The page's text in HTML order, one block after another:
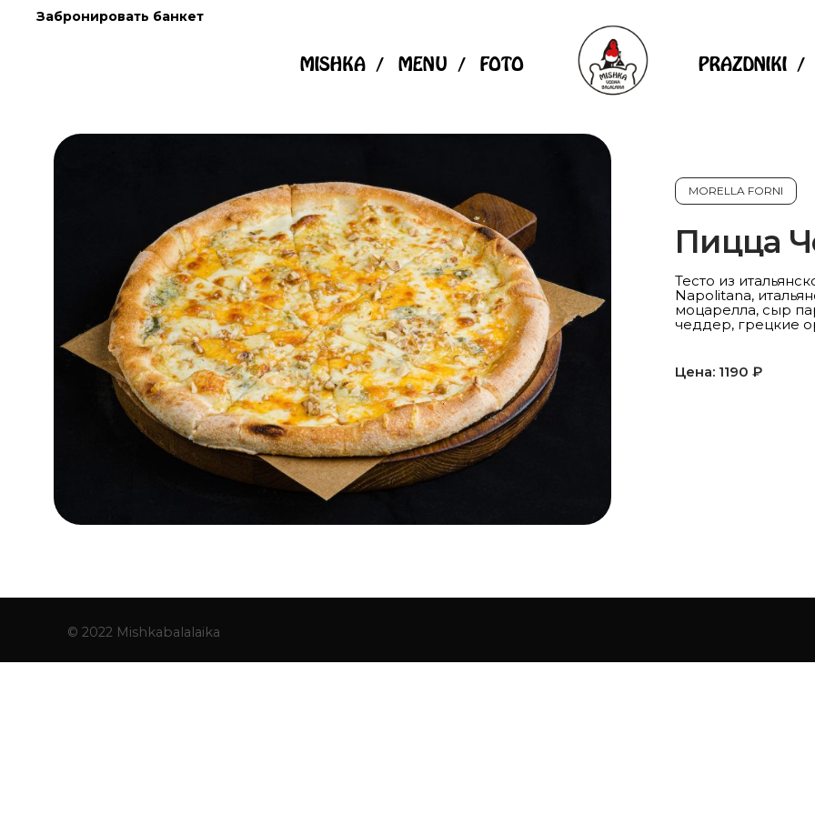
Забронировать банкет
MISHKA MENU FOTO PRAZDNIKI
MORELLA FORNI
Пицца
Тесто из
Napolitana,
моцарелла, сыр
чеддер, грецкие
Цена: 1190 ₽
© 2022 Mishkabalalaika